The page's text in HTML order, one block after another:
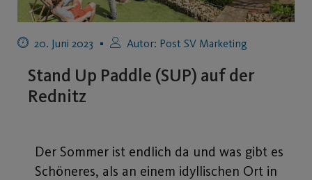
20. Juni 2023 Autor: Post SV Marketing
Stand Up Paddle (SUP) auf der
Rednitz
Der Sommer ist endlich da und was gibt es
Schöneres, als an einem idyllischen Ort in